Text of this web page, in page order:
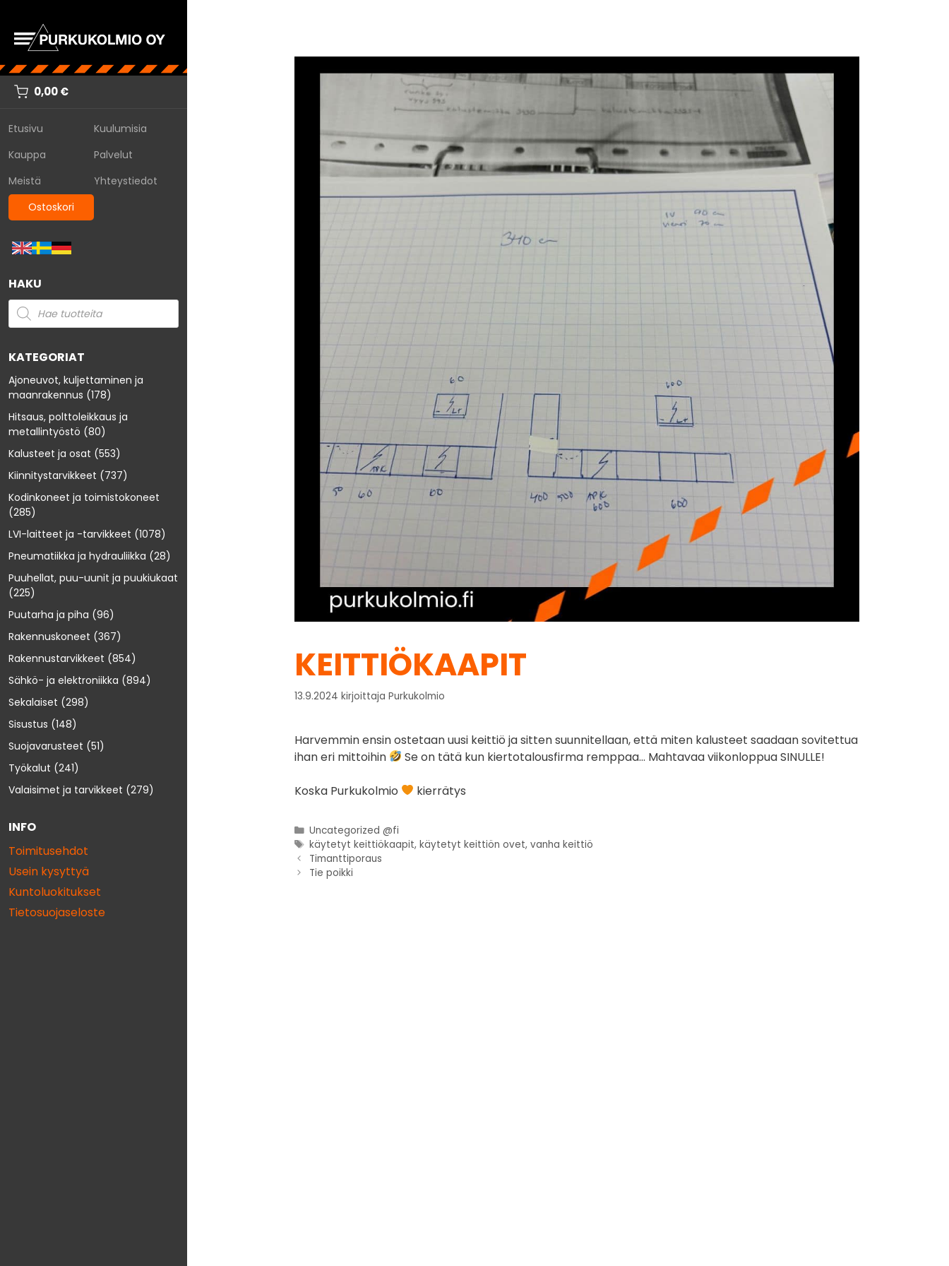
0,00€
Etusivu
Kuulumisia
Kauppa
Palvelut
Meistä
Yhteystiedot
Ostoskori
HAKU
KATEGORIAT
Ajoneuvot, kuljettaminen ja
maanrakennus (178)
Hitsaus, polttoleikkaus ja
metallintyöstö (80)
Kalusteet ja osat (553)
Kiinnitystarvikkeet (737)
Kodinkoneet ja toimistokoneet
(285)
LVI-laitteet ja -tarvikkeet (1078)
Pneumatiikka ja hydrauliikka (28)
Puuhellat, puu-uunit ja puukiukaat
(225)
Puutarha ja piha (96)
Rakennuskoneet (367)
Rakennustarvikkeet (854)
Sähkö- ja elektroniikka (894)
Sekalaiset (298)
Sisustus (148)
Suojavarusteet (51)
Työkalut (241)
Valaisimet ja tarvikkeet (279)
INFO
Toimitusehdot
Usein kysyttyä
Kuntoluokitukset
Tietosuojaseloste
KEITTIÖKAAPIT
13.9.2024 kirjoittaja Purkukolmio
Harvemmin ensin ostetaan uusi keittiö ja sitten suunnitellaan, että miten kalusteet saadaan sovitettua
ihan eri mittoihin
Se on tätä kun kiertotalousfirma remppaa… Mahtavaa viikonloppua SINULLE!
Koska Purkukolmio kierrätys
Uncategorized @fi
käytetyt keittiökaapit,käytetyt keittiön ovet,vanha keittiö
Timanttiporaus
Tie poikki